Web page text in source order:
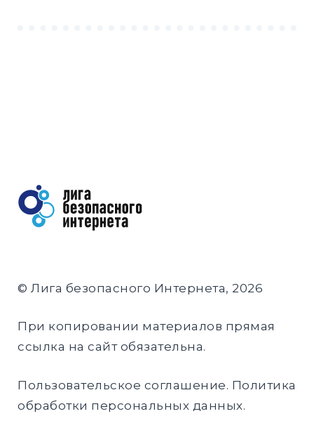
© Лига безопасного Интернета, 2026
При копировании материалов прямая
ссылка на сайт обязательна.
Пользовательское соглашение. Политика
обработки персональных данных.